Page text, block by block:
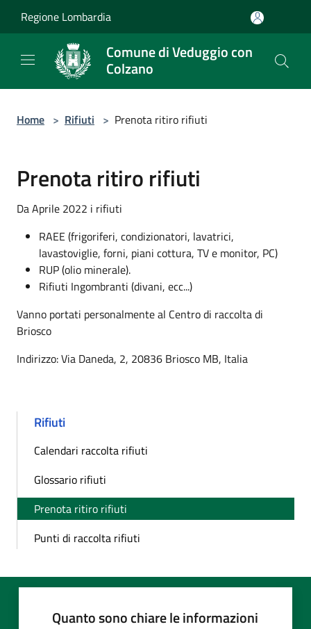
Regione Lombardia
Comune di Veduggio con
Colzano
Home > Rifiuti > Prenota ritiro rifiuti
Prenota ritiro rifiuti
Da Aprile 2022 i rifiuti
RAEE (frigoriferi, condizionatori, lavatrici,
lavastoviglie, forni, piani cottura, TV e monitor, PC)
RUP (olio minerale).
Rifiuti Ingombranti (divani, ecc...)
Vanno portati personalmente al Centro di raccolta di
Briosco
Indirizzo: Via Daneda, 2, 20836 Briosco MB, Italia
Rifiuti
Calendari raccolta rifiuti
Glossario rifiuti
Prenota ritiro rifiuti
Punti di raccolta rifiuti
Quanto sono chiare le informazioni